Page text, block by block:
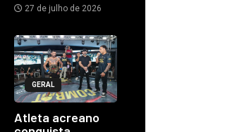
27 de julho de 2026
GERAL
Atleta acreano